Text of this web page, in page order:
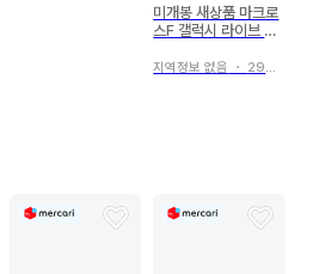
미개봉 새상품 마크로
스F 갤럭시 라이브 20
지역정보 없음 ・ 29일 전